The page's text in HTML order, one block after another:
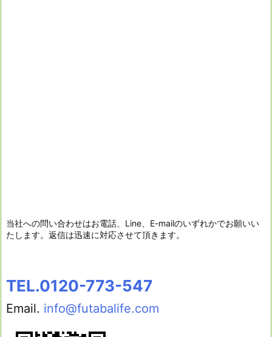
当社への問い合わせはお電話、Line、E-mailのいずれかでお願いい
たします。返信は迅速に対応させて頂きます。
TEL.0120-773-547
Email. info@futabalife.com